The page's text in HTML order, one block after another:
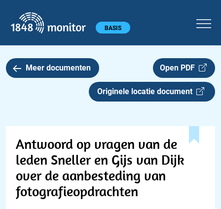
Hoofdmenu BASIS
Meer documenten Open PDF
Originele locatie document
Antwoord op vragen van de
leden Sneller en Gijs van Dijk
over de aanbesteding van
fotografieopdrachten